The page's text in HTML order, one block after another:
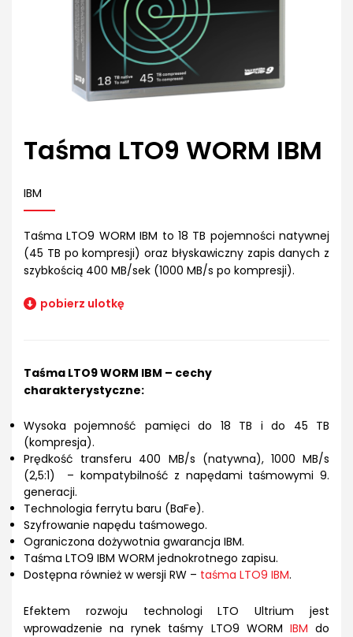
Taśma LTO9 WORM IBM
IBM
Taśma LTO9 WORM IBM to 18 TB pojemności natywnej
(45 TB po kompresji) oraz błyskawiczny zapis danych z
szybkością 400 MB/sek (1000 MB/s po kompresji).
pobierz ulotkę
Taśma LTO9 WORM IBM – cechy
charakterystyczne:
Wysoka pojemność pamięci do 18 TB i do 45 TB
(kompresja).
Prędkość transferu 400 MB/s (natywna), 1000 MB/s
(2,5:1) – kompatybilność z napędami taśmowymi 9.
generacji.
Technologia ferrytu baru (BaFe).
Szyfrowanie napędu taśmowego.
Ograniczona dożywotnia gwarancja IBM.
Taśma LTO9 IBM WORM jednokrotnego zapisu.
Dostępna również w wersji RW – taśma LTO9 IBM.
Efektem rozwoju technologi LTO Ultrium jest
wprowadzenie na rynek taśmy LTO9 WORM IBM do